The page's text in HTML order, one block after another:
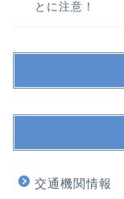
とに注意！
交通機関情報